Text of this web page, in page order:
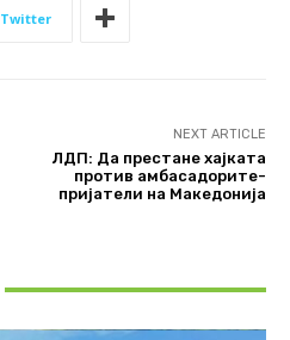
Twitter
NEXT ARTICLE
ЛДП: Да престане хајката
против амбасадорите-
пријатели на Македонија